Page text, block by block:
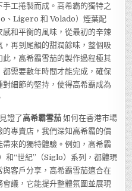
工捲製而成。高希霸的獨特之
、Ligero 和 Volado）煙葉配
和平衡的風味，從最初的辛辣
再到尾韻的甜潤餘味，整個吸
，高希霸雪茄的製作過程極其
需要數年時間才能完成，確保
細節的堅持，使得高希霸成為
證了高希霸雪茄 如何在香港市場
專賣店，我們深知高希霸的價
來的獨特體驗。例如，高希霸
和“世紀”（Siglo）系列，都體現
客戶分享，高希霸雪茄適合在
議，它能提升整體氛圍並展現